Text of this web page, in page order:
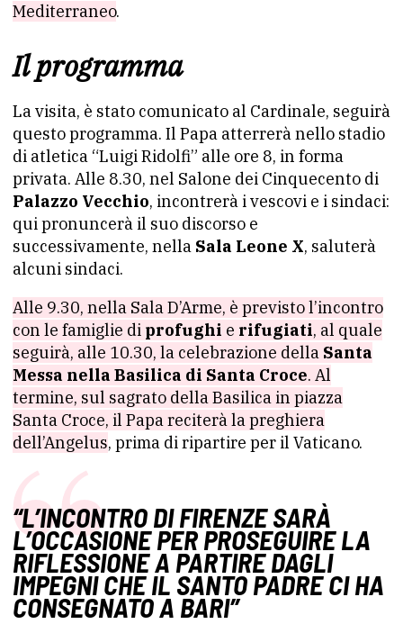
Mediterraneo.
Il programma
La visita, è stato comunicato al Cardinale, seguirà
questo programma. Il Papa atterrerà nello stadio
di atletica “Luigi Ridolfi” alle ore 8, in forma
privata. Alle 8.30, nel Salone dei Cinquecento di
Palazzo Vecchio, incontrerà i vescovi e i sindaci:
qui pronuncerà il suo discorso e
successivamente, nella Sala Leone X, saluterà
alcuni sindaci.
Alle 9.30, nella Sala D’Arme, è previsto l’incontro
con le famiglie di profughi e rifugiati, al quale
seguirà, alle 10.30, la celebrazione della Santa
Messa nella Basilica di Santa Croce. Al
termine, sul sagrato della Basilica in piazza
Santa Croce, il Papa reciterà la preghiera
dell’Angelus, prima di ripartire per il Vaticano.
“L’INCONTRO DI FIRENZE SARÀ
L’OCCASIONE PER PROSEGUIRE LA
RIFLESSIONE A PARTIRE DAGLI
IMPEGNI CHE IL SANTO PADRE CI HA
CONSEGNATO A BARI”